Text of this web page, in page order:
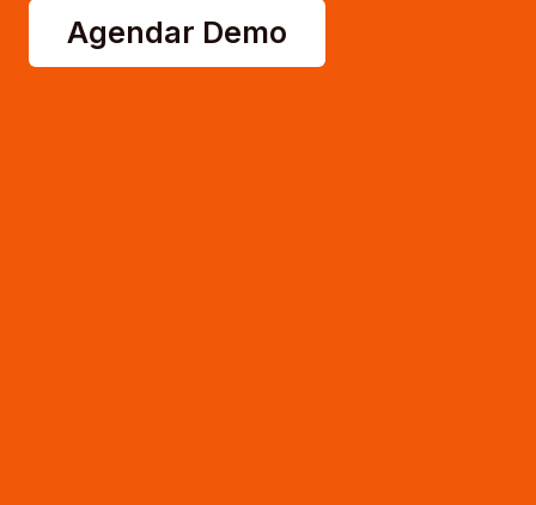
Agendar Demo